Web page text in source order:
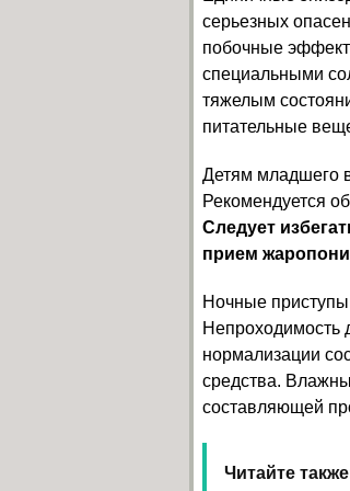
серьезных
побочные
специальными
тяжелым
питательные
Детям младшего
Рекомендуется
Следует
прием
Ночные приступы
Непроходимость
нормализации
средства.
составляющей
Читайте